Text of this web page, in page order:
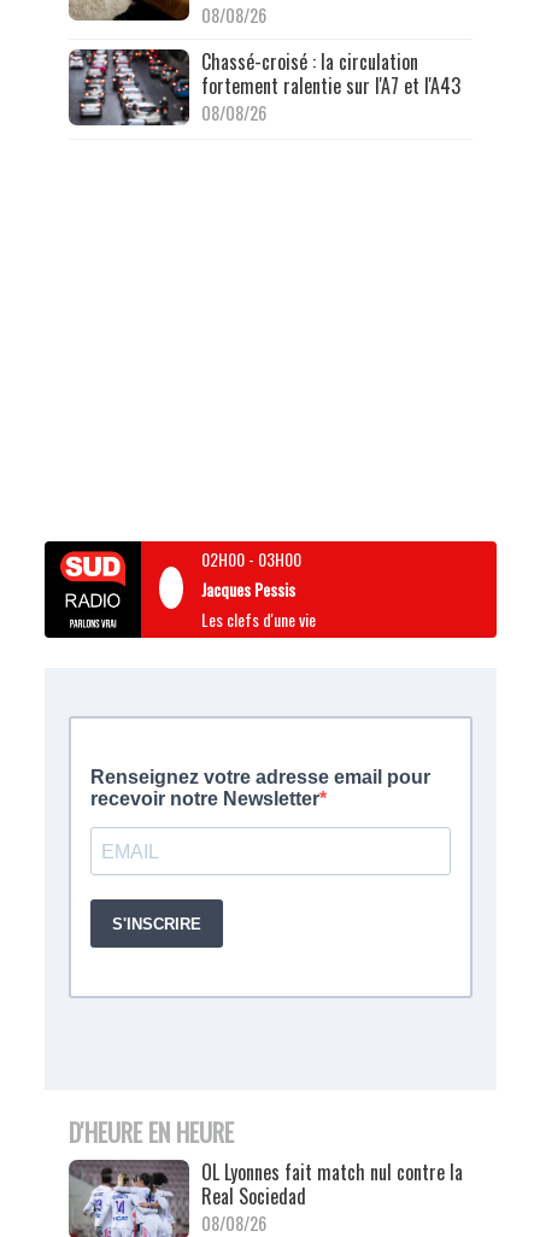
08/08/26
Chassé-croisé : la circulation
fortement ralentie sur l'A7 et l'A43
08/08/26
02H00- 03H00
Jacques Pessis
Les clefs d'une vie
D'HEURE EN HEURE
OL Lyonnes fait match nul contre la
Real Sociedad
08/08/26